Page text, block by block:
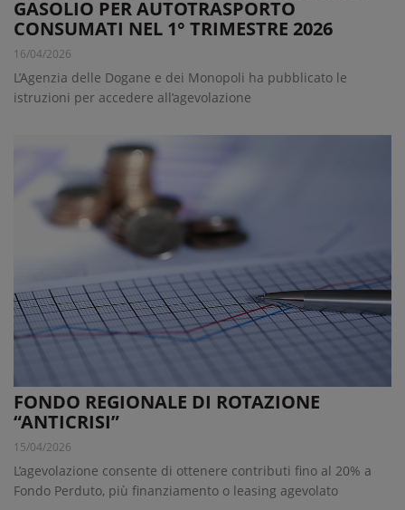
GASOLIO PER AUTOTRASPORTO
CONSUMATI NEL 1° TRIMESTRE 2026
16/04/2026
L’Agenzia delle Dogane e dei Monopoli ha pubblicato le
istruzioni per accedere all’agevolazione
FONDO REGIONALE DI ROTAZIONE
“ANTICRISI”
15/04/2026
L’agevolazione consente di ottenere contributi fino al 20% a
Fondo Perduto, più finanziamento o leasing agevolato